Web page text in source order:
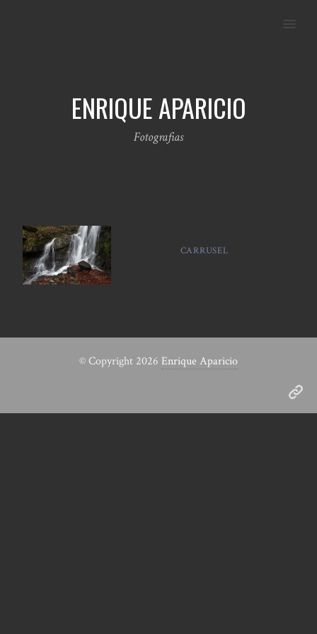
ENRIQUE APARICIO
Fotografias
CARRUSEL
© Copyright 2026 Enrique Aparicio